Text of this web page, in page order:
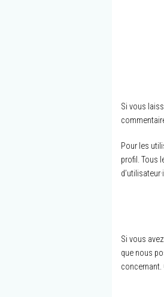
Si vous
Pour les
profil. Tous
Si vous
que nous
concernant.